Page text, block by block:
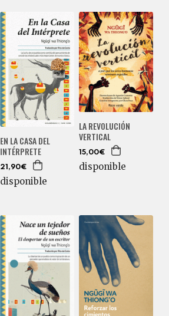
EN LA CASA DEL
INTÉRPRETE
21,90€
disponible
LA REVOLUCIÓN
VERTICAL
15,00€
disponible